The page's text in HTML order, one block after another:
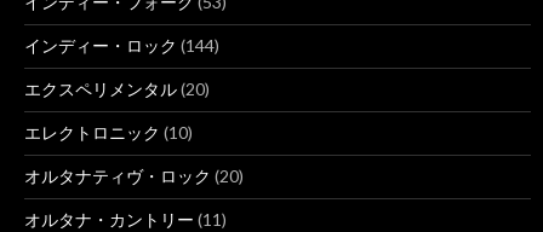
インディー・ロック (144)
エクスペリメンタル(20)
エレクトロニック (10)
オルタナティヴ・ロック (20)
オルタナ・カントリー (11)